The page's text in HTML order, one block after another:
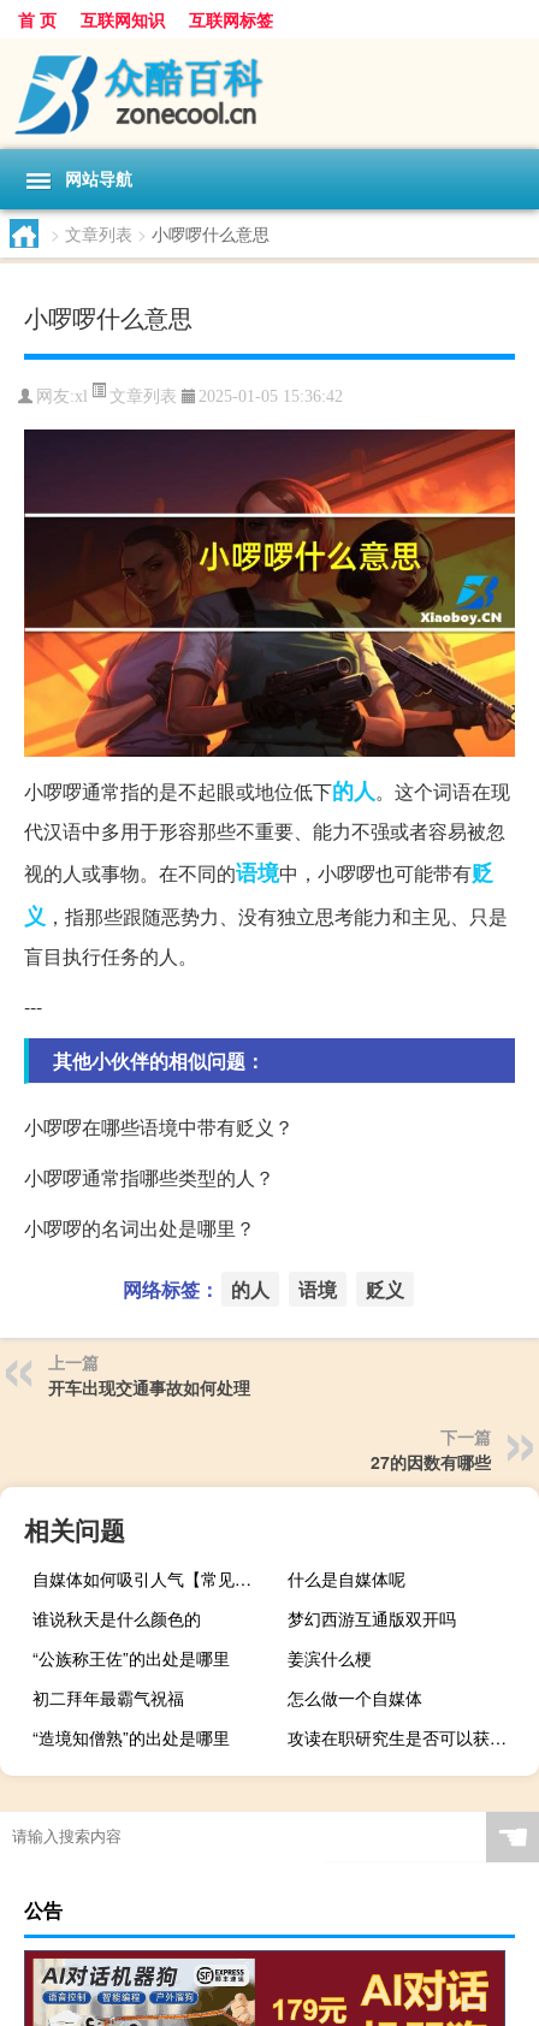
首 页 互联网知识 互联网标签
网站导航
> 文章列表 > 小啰啰什么意思
小啰啰什么意思
网友:xl 文章列表 2025-01-05 15:36:42
小啰啰通常指的是不起眼或地位低下的人。这个词语在现
代汉语中多用于形容那些不重要、能力不强或者容易被忽
视的人或事物。在不同的语境中，小啰啰也可能带有贬
义 ，指那些跟随恶势力、没有独立思考能力和主见、只是
盲目执行任务的人。
---
其他小伙伴的相似问题：
小啰啰在哪些语境中带有贬义？
小啰啰通常指哪些类型的人？
小啰啰的名词出处是哪里？
网络标签： 的人 语境 贬义
上一篇
开车出现交通事故如何处理
下一篇
27的因数有哪些
相关问题
自媒体如何吸引人气【常见的策略和方法提高吸引力】
什么是自媒体呢
谁说秋天是什么颜色的
梦幻西游互通版双开吗
“公族称王佐”的出处是哪里
姜滨什么梗
初二拜年最霸气祝福
怎么做一个自媒体
“造境知僧熟”的出处是哪里
攻读在职研究生是否可以获得双证吗
怎么样联系媒体
☚
公告